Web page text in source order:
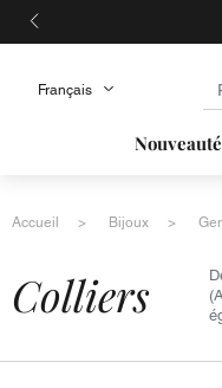
Accueil Bijoux
colliers